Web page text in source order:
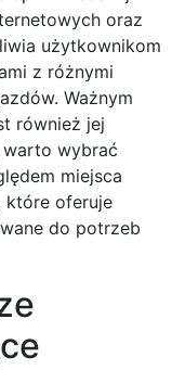
oraz
użytkownikom
z różnymi
Ważnym
również jej
wybrać
miejsca
które oferuje
do potrzeb